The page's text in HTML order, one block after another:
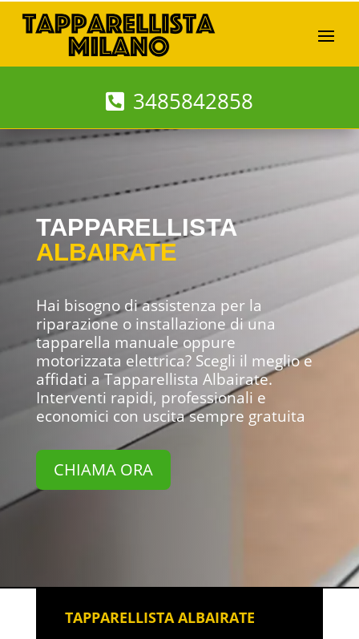
3485842858
TAPPARELLISTA
ALBAIRATE
Hai bisogno di assistenza per la
riparazione o installazione di una
tapparella manuale oppure
motorizzata elettrica? Scegli il meglio e
affidati a Tapparellista Albairate.
Interventi rapidi, professionali e
economici con uscita sempre gratuita
CHIAMA ORA
TAPPARELLISTA ALBAIRATE